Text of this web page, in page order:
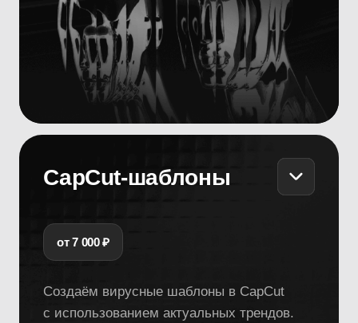
Фотосессии
Поможем раскрыть ваш образ: от фото
для обложек и карточек артиста